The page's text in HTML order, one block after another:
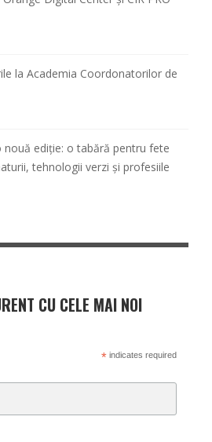
la Academia Coordonatorilor de
nouă ediție: o tabără pentru fete
tehnologii verzi și profesiile
CU CELE MAI NOI
*indicates required